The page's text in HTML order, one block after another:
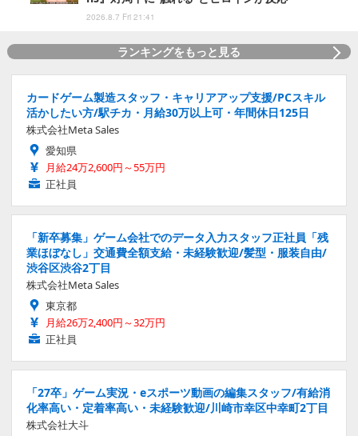
2026.8.7 Fri 21:41
ランキングをもっと見る
カードゲーム製造スタッフ・キャリアアップ支援/PCスキル
活かしたい方/駅チカ・月給30万以上可・年間休日125日
株式会社Meta Sales
愛知県
月給24万2,600円～55万円
正社員
「新卒募集」ゲーム会社でのデータ入力スタッフ正社員「残
業ほぼなし」交通費全額支給・未経験歓迎/髪型・服装自由/
渋谷区渋谷2丁目
株式会社Meta Sales
東京都
月給26万2,400円～32万円
正社員
「27卒」ゲーム実況・eスポーツ動画の編集スタッフ/有給消
化率高い・定着率高い・未経験歓迎/川崎市幸区中幸町2丁目
株式会社大斗